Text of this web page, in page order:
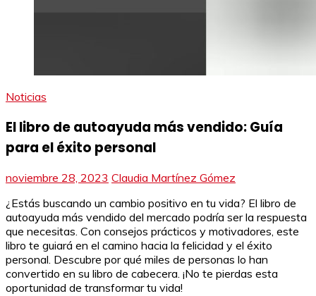
Noticias
El libro de autoayuda más vendido: Guía
para el éxito personal
noviembre 28, 2023 Claudia Martínez Gómez
¿Estás buscando un cambio positivo en tu vida? El libro de
autoayuda más vendido del mercado podría ser la respuesta
que necesitas. Con consejos prácticos y motivadores, este
libro te guiará en el camino hacia la felicidad y el éxito
personal. Descubre por qué miles de personas lo han
convertido en su libro de cabecera. ¡No te pierdas esta
oportunidad de transformar tu vida!